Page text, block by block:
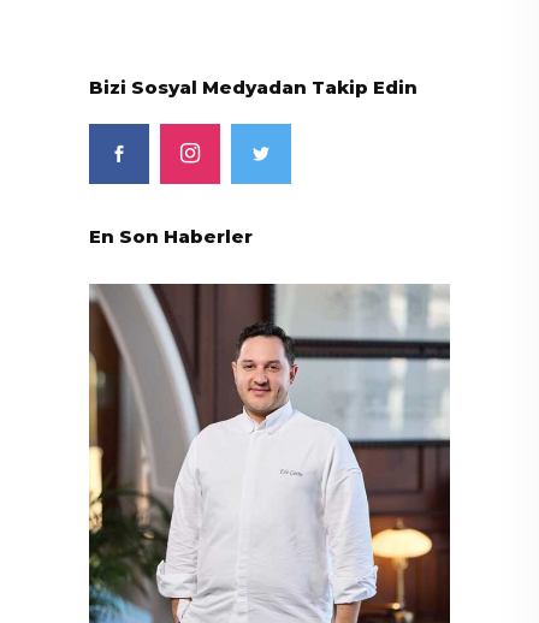
Bizi Sosyal Medyadan Takip Edin
En Son Haberler